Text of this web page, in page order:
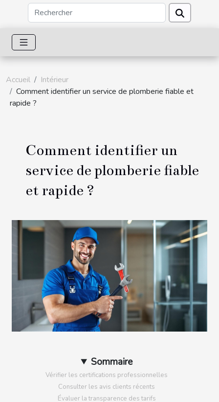
Accueil
Intérieur
Comment identifier un service de plomberie fiable et
rapide ?
Comment identifier un
service de plomberie fiable
et rapide ?
Sommaire
Vérifier les certifications professionnelles
Consulter les avis clients récents
Évaluer la transparence des tarifs